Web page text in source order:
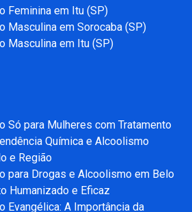
Feminina em Itu (SP)
Masculina em Sorocaba (SP)
Masculina em Itu (SP)
Só para Mulheres com Tratamento
Química e Alcoolismo
e Região
para Drogas e Alcoolismo em Belo
Humanizado e Eficaz
Evangélica: A Importância da